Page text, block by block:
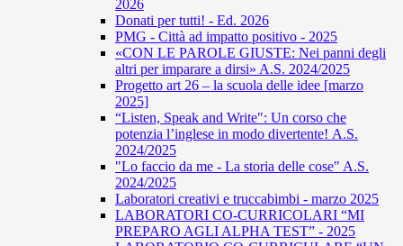
2026
Donati per tutti! - Ed. 2026
PMG - Città ad impatto positivo - 2025
«CON LE PAROLE GIUSTE: Nei panni degli
altri per imparare a dirsi» A.S. 2024/2025
Progetto art 26 – la scuola delle idee [marzo
2025]
“Listen, Speak and Write": Un corso che
potenzia l’inglese in modo divertente! A.S.
2024/2025
"Lo faccio da me - La storia delle cose" A.S.
2024/2025
Laboratori creativi e truccabimbi - marzo 2025
LABORATORI CO-CURRICOLARI “MI
PREPARO AGLI ALPHA TEST” - 2025